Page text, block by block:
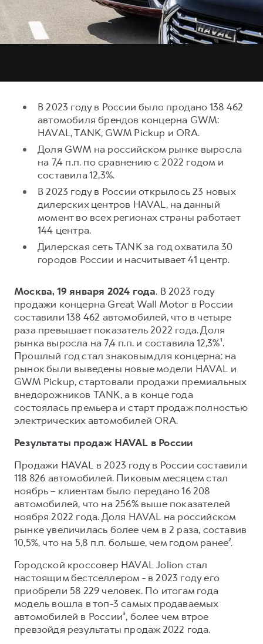
Тест-драйв
Трейд-ин
Страхование
Кредит
КОРПОРАТИВНЫМ КЛИЕНТАМ
Для малого бизнеса
Корпоративным клиентам
Крупным корпоративным клиентам
Система управления автопарком
Сервис для корпоративных клиентов
АКСЕССУАРЫ HAVAL
Автомобильные аксессуары
Коллекция PRO
Коллекция Базовая
Коллекция Детская
СЕРВИСНОЕ ОБСЛУЖИВАНИЕ
Нулевое ТО
ПОДДЕРЖКА
GWM Безопасность
Гарантия HAVAL
Мобильное приложение GWM
Программа «HAVAL Защита+»
Руководства по эксплуатации
Подписки
Автомобильные аксессуары
Коллекция PRO
Коллекция Базовая
Коллекция Детская
О дилере
Наша команда
В 2023 году в России было продано 138 462
автомобиля брендов концерна GWM:
HAVAL, TANK, GWM Pickup и ORA.
Доля GWM на российском рынке выросла
на 7,4 п.п. по сравнению с 2022 годом и
составила 12,3%.
В 2023 году в России открылось 23 новых
дилерских центров HAVAL, на данный
момент во всех регионах страны работает
144 центра.
Дилерская сеть TANK за год охватила 30
городов России и насчитывает 41 центр.
Москва, 19 января 2024 года. В 2023 году
продажи концерна Great Wall Motor в России
составили 138 462 автомобилей, что в четыре
раза превышает показатель 2022 года. Доля
рынка выросла на 7,4 п.п. и составила 12,3%¹.
Прошлый год стал знаковым для концерна: на
рынок были выведены новые модели HAVAL и
GWM Pickup, стартовали продажи премиальных
внедорожников TANK, а в конце года
состоялась премьера и старт продаж полностью
электрических автомобилей ORA.
Результаты продаж HAVAL в России
Продажи HAVAL в 2023 году в России составили
118 826 автомобилей. Пиковым месяцем стал
ноябрь – клиентам было передано 16 208
автомобилей, что на 256% выше показателей
ноября 2022 года. Доля HAVAL на российском
рынке увеличилась более чем в 2 раза, составив
10,5%, что на 5,8 п.п. больше, чем годом ранее².
Городской кроссовер HAVAL Jolion стал
настоящим бестселлером - в 2023 году его
приобрели 58 229 человек. По итогам года
модель вошла в топ-3 самых продаваемых
автомобилей в России³, более чем втрое
превзойдя результаты продаж 2022 года.